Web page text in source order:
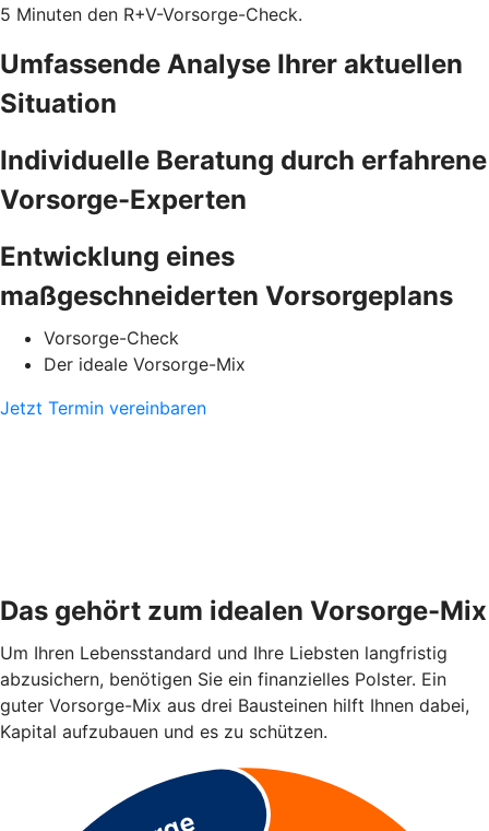
5 Minuten den R+V-Vorsorge-Check.
Umfassende Analyse Ihrer aktuellen
Situation
Individuelle Beratung durch erfahrene
Vorsorge-Experten
Entwicklung eines
maßgeschneiderten Vorsorgeplans
Vorsorge-Check
Der ideale Vorsorge-Mix
Jetzt Termin vereinbaren
Das gehört zum idealen Vorsorge-Mix
Um Ihren Lebensstandard und Ihre Liebsten langfristig
abzusichern, benötigen Sie ein finanzielles Polster. Ein
guter Vorsorge-Mix aus drei Bausteinen hilft Ihnen dabei,
Kapital aufzubauen und es zu schützen.